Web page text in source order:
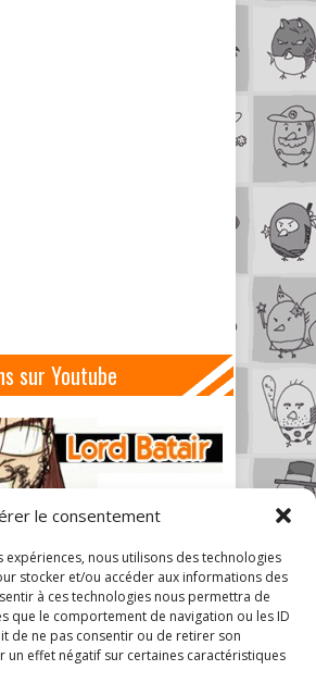
le consentement
nous utilisons des technologies
stocker et/ou accéder aux informations des
à ces technologies nous permettra de
que le comportement de navigation ou les ID
de ne pas consentir ou de retirer son
un effet négatif sur certaines caractéristiques
sur Youtube